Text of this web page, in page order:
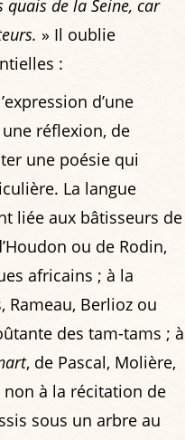
quais de la Seine, car
» Il oublie
:
d’une
réflexion, de
une poésie qui
La langue
liée aux bâtisseurs de
ou de Rodin,
africains ; à la
Rameau, Berlioz ou
des tam-tams ; à
, de Pascal, Molière,
non à la récitation de
sous un arbre au